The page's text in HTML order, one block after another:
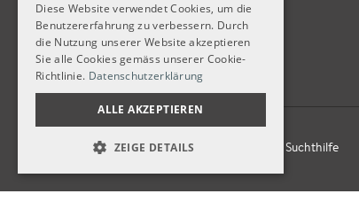
Datenschutz
Impressum
Jobs
© 2026CONTACT, Stiftung für Suchthilfe
GERMAN
FRENCH
Diese Website verwendet Cookies, um die
Benutzererfahrung zu verbessern. Durch
die Nutzung unserer Website akzeptieren
Sie alle Cookies gemäss unserer Cookie-
Richtlinie. Datenschutzerklärung
ALLE AKZEPTIEREN
ZEIGE DETAILS
UNBEDINGT NOTWENDIGE